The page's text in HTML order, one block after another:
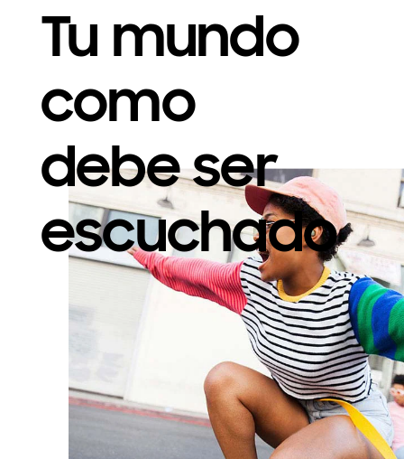
Tu mundo
como
debe ser
escuchado